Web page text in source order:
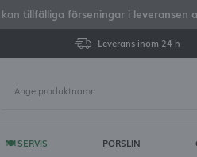
tillfälliga förseningar i leveransen
Leverans inom 24 h
🍽 SERVIS PORSLIN